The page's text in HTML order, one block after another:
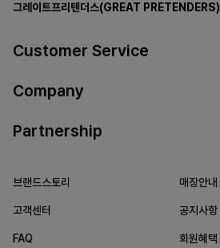
그레이트프리텐더스(GREAT PRETENDERS)
Customer Service
Company
Partnership
브랜드스토리 매장안내
고객센터 공지사항
FAQ 회원혜택